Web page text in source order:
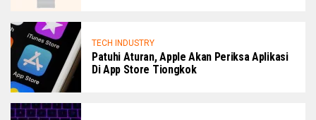
TECH INDUSTRY
Patuhi Aturan, Apple Akan Periksa Aplikasi
Di App Store Tiongkok